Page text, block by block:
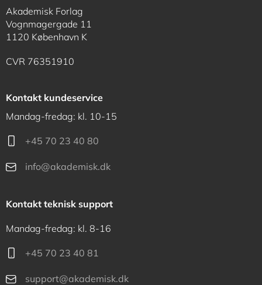
Akademisk Forlag
Vognmagergade 11
1120 København K
CVR 76351910
Kontakt kundeservice
Mandag-fredag: kl. 10-15
+45 70 23 40 80
info@akademisk.dk
Kontakt teknisk support
Mandag-fredag: kl. 8-16
+45 70 23 40 81
support@akademisk.dk